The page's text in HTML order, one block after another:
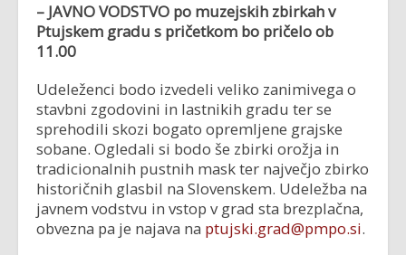
– JAVNO VODSTVO po muzejskih zbirkah v
Ptujskem gradu s pričetkom bo pričelo ob
11.00
Udeleženci bodo izvedeli veliko zanimivega o
stavbni zgodovini in lastnikih gradu ter se
sprehodili skozi bogato opremljene grajske
sobane. Ogledali si bodo še zbirki orožja in
tradicionalnih pustnih mask ter največjo zbirko
historičnih glasbil na Slovenskem. Udeležba na
javnem vodstvu in vstop v grad sta brezplačna,
obvezna pa je najava na ptujski.grad@pmpo.si.